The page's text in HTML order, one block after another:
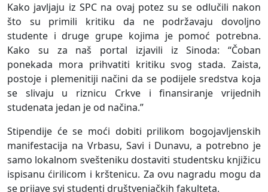
Kako javljaju iz SPC na ovaj potez su se odlučili nakon
što su primili kritiku da ne podržavaju dovoljno
studente i druge grupe kojima je pomoć potrebna.
Kako su za naš portal izjavili iz Sinoda: “Čoban
ponekada mora prihvatiti kritiku svog stada. Zaista,
postoje i plemenitiji načini da se podijele sredstva koja
se slivaju u riznicu Crkve i finansiranje vrijednih
studenata jedan je od načina.”
Stipendije će se moći dobiti prilikom bogojavljenskih
manifestacija na Vrbasu, Savi i Dunavu, a potrebno je
samo lokalnom svešteniku dostaviti studentsku knjižicu
ispisanu ćirilicom i krštenicu. Za ovu nagradu mogu da
se prijave svi studenti društvenjačkih fakulteta.